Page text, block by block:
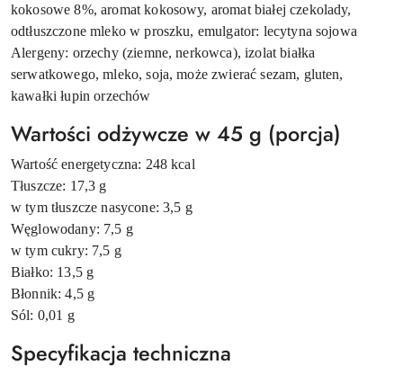
kokosowe 8%, aromat kokosowy, aromat białej czekolady,
odtłuszczone mleko w proszku, emulgator: lecytyna sojowa
Alergeny: orzechy (ziemne, nerkowca), izolat białka
serwatkowego, mleko, soja, może zwierać sezam, gluten,
kawałki łupin orzechów
Wartości odżywcze w 45 g (porcja)
Wartość energetyczna: 248 kcal
Tłuszcze: 17,3 g
w tym tłuszcze nasycone: 3,5 g
Węglowodany: 7,5 g
w tym cukry: 7,5 g
Białko: 13,5 g
Błonnik: 4,5 g
Sól: 0,01 g
Specyfikacja techniczna